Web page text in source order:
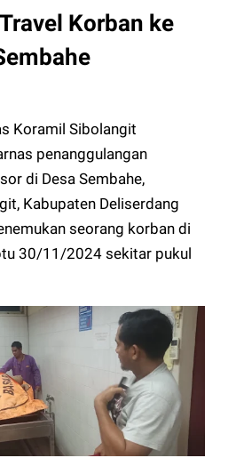
Korban ke
Koramil Sibolangit
penanggulangan
di Desa Sembahe,
Kabupaten Deliserdang
seorang korban di
30/11/2024 sekitar pukul